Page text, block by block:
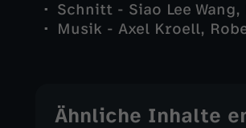
Schnitt - Siao Lee
Musik - Axel Kroell,
Ähnliche Inhalte